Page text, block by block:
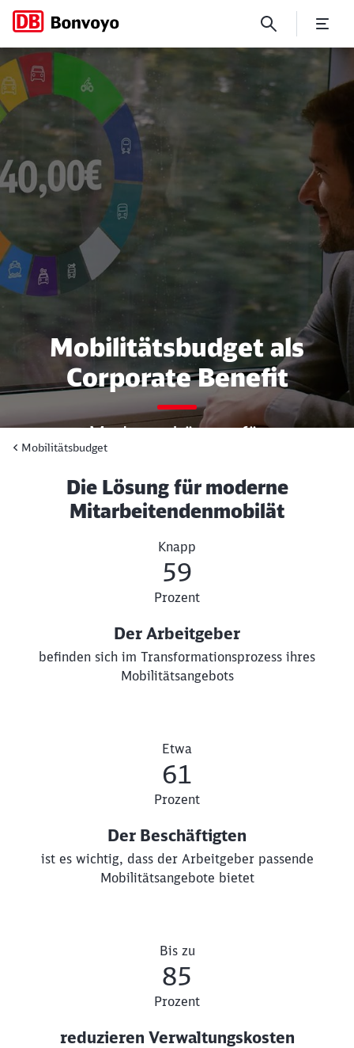
Mobilitätsbudget als Benefit
Mobilitätsbudget als
Corporate Benefit
Moderne Lösung für
Mitarbeitendenmobilität, die
direkt Wirkung zeigt
Mobilitätsbudget
Die Lösung für moderne
Mitarbeitendenmobilät
Knapp
59
Prozent
Der Arbeitgeber
befinden sich im Transformationsprozess ihres
Mobilitätsangebots
Etwa
61
Prozent
Der Beschäftigten
ist es wichtig, dass der Arbeitgeber passende
Mobilitätsangebote bietet
Bis zu
85
Prozent
reduzieren Verwaltungskosten